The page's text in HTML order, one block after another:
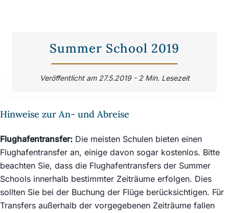
Summer School 2019
Veröffentlicht am 27.5.2019 - 2 Min. Lesezeit
Hinweise zur An- und Abreise
Flughafentransfer: Die meisten Schulen bieten einen
Flughafentransfer an, einige davon sogar kostenlos. Bitte
beachten Sie, dass die Flughafentransfers der Summer
Schools innerhalb bestimmter Zeiträume erfolgen. Dies
sollten Sie bei der Buchung der Flüge berücksichtigen. Für
Transfers außerhalb der vorgegebenen Zeiträume fallen